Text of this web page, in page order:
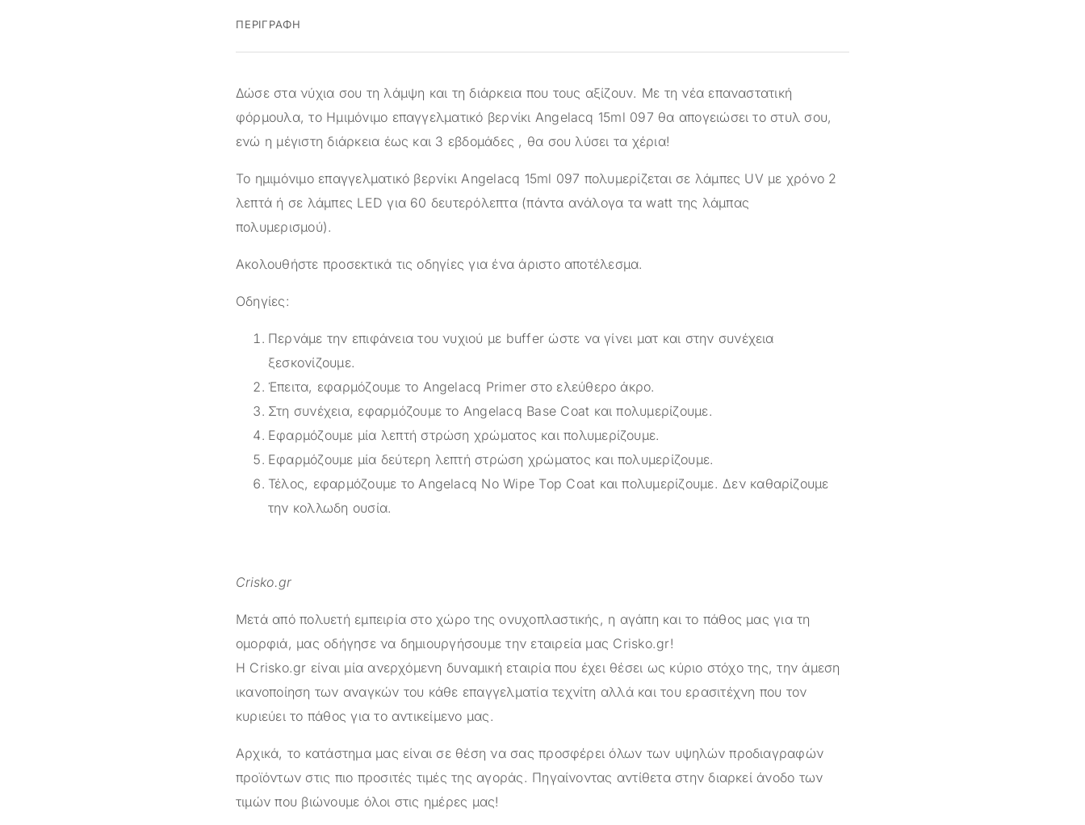
ΠΕΡΙΓΡΑΦΉ
Δώσε στα νύχια σου τη λάμψη και τη διάρκεια που τους αξίζουν. Με τη νέα επαναστατική
φόρμουλα, το Ημιμόνιμο επαγγελματικό βερνίκι Angelacq 15ml 097 θα απογειώσει το στυλ σου,
ενώ η μέγιστη διάρκεια έως και 3 εβδομάδες , θα σου λύσει τα χέρια!
Το ημιμόνιμο επαγγελματικό βερνίκι Angelacq 15ml 097 πολυμερίζεται σε λάμπες UV με χρόνο 2
λεπτά ή σε λάμπες LED για 60 δευτερόλεπτα (πάντα ανάλογα τα watt της λάμπας
πολυμερισμού).
Ακολουθήστε προσεκτικά τις οδηγίες για ένα άριστο αποτέλεσμα.
Οδηγίες:
Περνάμε την επιφάνεια του νυχιού με buffer ώστε να γίνει ματ και στην συνέχεια
ξεσκονίζουμε.
Έπειτα, εφαρμόζουμε το Angelacq Primer στο ελεύθερο άκρο.
Στη συνέχεια, εφαρμόζουμε το Angelacq Base Coat και πολυμερίζουμε.
Εφαρμόζουμε μία λεπτή στρώση χρώματος και πολυμερίζουμε.
Εφαρμόζουμε μία δεύτερη λεπτή στρώση χρώματος και πολυμερίζουμε.
Τέλος, εφαρμόζουμε το Angelacq Νο Wipe Top Coat και πολυμερίζουμε. Δεν καθαρίζουμε
την κολλωδη ουσία.
Crisko.gr
Μετά από πολυετή εμπειρία στο χώρο της ονυχοπλαστικής, η αγάπη και το πάθος μας για τη
ομορφιά, μας οδήγησε να δημιουργήσουμε την εταιρεία μας Crisko.gr!
Η Crisko.gr είναι μία ανερχόμενη δυναμική εταιρία που έχει θέσει ως κύριο στόχο της, την άμεση
ικανοποίηση των αναγκών του κάθε επαγγελματία τεχνίτη αλλά και του ερασιτέχνη που τον
κυριεύει το πάθος για το αντικείμενο μας.
Αρχικά, το κατάστημα μας είναι σε θέση να σας προσφέρει όλων των υψηλών προδιαγραφών
προϊόντων στις πιο προσιτές τιμές της αγοράς. Πηγαίνοντας αντίθετα στην διαρκεί άνοδο των
τιμών που βιώνουμε όλοι στις ημέρες μας!